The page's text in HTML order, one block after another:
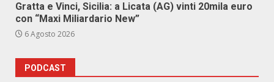
Gratta e Vinci, Sicilia: a Licata (AG) vinti 20mila euro
con “Maxi Miliardario New”
6 Agosto 2026
PODCAST